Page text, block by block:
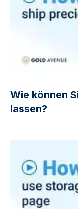
Wie können
lassen?